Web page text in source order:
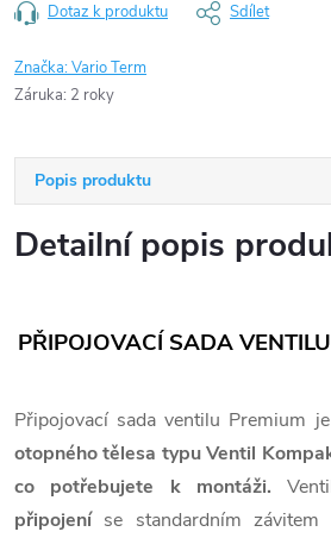
Dotaz k produktu Sdílet
Značka:Vario Term
Záruka: 2 roky
Popis produktu
Detailní popis
PŘIPOJOVACÍ SADA
Připojovací sada ventilu Premium
otopného tělesa typu Ventil
co potřebujete k montáži.
připojeníse standardním závitem